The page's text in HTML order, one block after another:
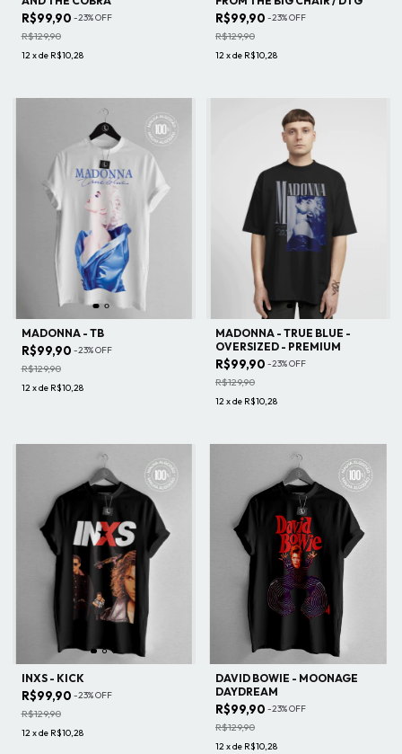
R$99,90 -23%OFF
R$129,90
12xde R$10,28
R$99,90 -23%OFF
R$129,90
12xde R$10,28
MADONNA - TB
R$99,90 -23%OFF
R$129,90
12xde R$10,28
MADONNA - TRUE BLUE -
OVERSIZED - PREMIUM
R$99,90 -23%OFF
R$129,90
12xde R$10,28
INXS - KICK
R$99,90 -23%OFF
R$129,90
12xde R$10,28
DAVID BOWIE - MOONAGE
DAYDREAM
R$99,90 -23%OFF
R$129,90
12xde R$10,28